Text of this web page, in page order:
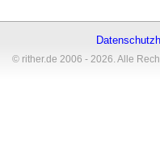
© rither.de 2006 - 2026. Alle